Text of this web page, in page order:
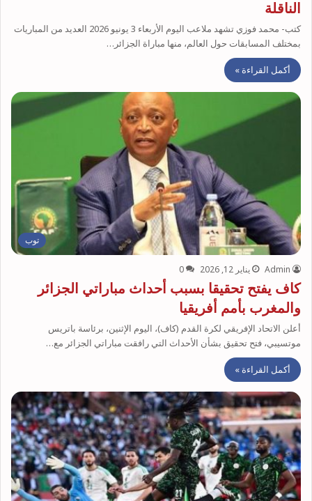
الناقلة
كتب- محمد فوزي تشهد ملاعب اليوم الأربعاء 3 يونيو 2026 العديد من المباريات
بمختلف المسابقات حول العالم، منها مباراة الجزائر…
أكمل القراءة »
توب
Admin يناير 12, 2026 0
كاف يفتح تحقيقا بسبب أحداث مباراتي الجزائر
والمغرب بأمم أفريقيا
أعلن الاتحاد الإفريقي لكرة القدم (كاف)، اليوم الإثنين، برئاسة باتريس
موتسيبي، فتح تحقيق بشأن الأحداث التي رافقت مباراتي الجزائر مع…
أكمل القراءة »